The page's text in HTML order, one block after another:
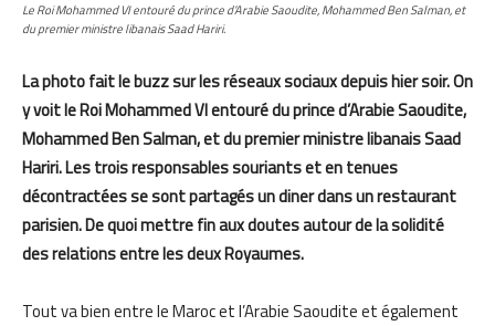
Le Roi Mohammed VI entouré du prince d’Arabie Saoudite, Mohammed Ben Salman, et
du premier ministre libanais Saad Hariri.
La photo fait le buzz sur les réseaux sociaux depuis hier soir. On
y voit le Roi Mohammed VI entouré du prince d’Arabie Saoudite,
Mohammed Ben Salman, et du premier ministre libanais Saad
Hariri. Les trois responsables souriants et en tenues
décontractées se sont partagés un diner dans un restaurant
parisien. De quoi mettre fin aux doutes autour de la solidité
des relations entre les deux Royaumes.
Tout va bien entre le Maroc et l’Arabie Saoudite et également